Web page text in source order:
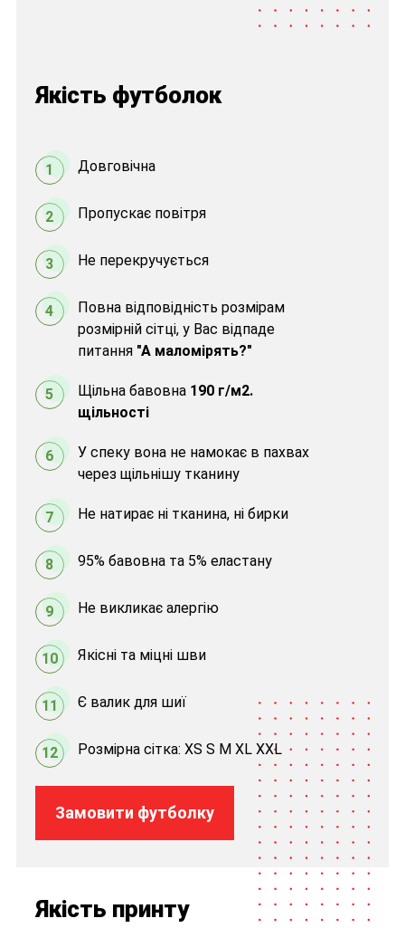
Якість футболок
1 Довговічна
2 Пропускає повітря
3 Не перекручується
4
Повна відповідність розмірам
розмірній сітці, у Вас відпаде
питання "А маломірять?"
5 Щільна бавовна 190 г/м2.
щільності
6
У спеку вона не намокає в пахвах
через щільнішу тканину
7 Не натирає ні тканина, ні бирки
8 95% бавовна та 5% еластану
9 Не викликає алергію
10 Якісні та міцні шви
11 Є валик для шиї
12 Розмірна сітка: XS S M XL XXL
Замовити футболку
Якість принту